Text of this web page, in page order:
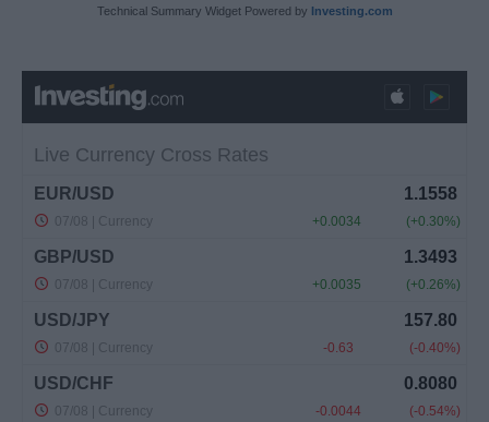
Technical Summary Widget Powered by Investing.com